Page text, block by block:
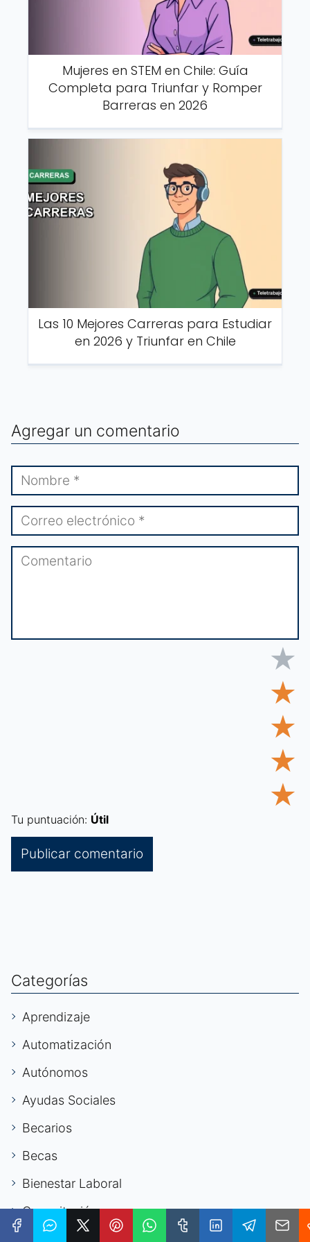
Mujeres en STEM en Chile: Guía
Completa para Triunfar y Romper
Barreras en 2026
Las 10 Mejores Carreras para Estudiar
en 2026 y Triunfar en Chile
Agregar un comentario
★
★
★
★
★
Tu puntuación: Útil
Categorías
Aprendizaje
Automatización
Autónomos
Ayudas Sociales
Becarios
Becas
Bienestar Laboral
Capacitación